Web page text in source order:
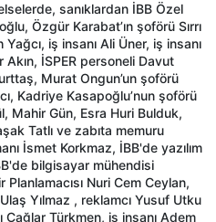
sanıklardan İBB Özel
Özgür Karabat’ın şoförü Sırrı
iş insanı Ali Üner, iş insanı
Akın, İSPER personeli Davut
Murat Ongun’un şoförü
Kadriye Kasapoğlu’nun şoförü
Mahir Gün, Esra Huri Bulduk,
Tatlı ve zabıta memuru
İsmet Korkmaz, İBB'de yazılım
bilgisayar mühendisi
Nuri Cem Ceylan,
Yılmaz , reklamcı Yusuf Utku
Çağlar Türkmen, iş insanı Adem